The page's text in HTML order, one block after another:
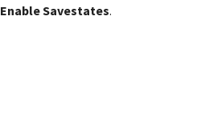
Enable Savestates.